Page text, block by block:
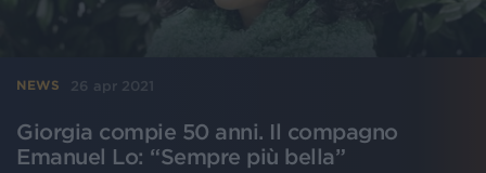
NEWS 26 apr 2021
Giorgia compie 50 anni. Il compagno
Emanuel Lo: “Sempre più bella”